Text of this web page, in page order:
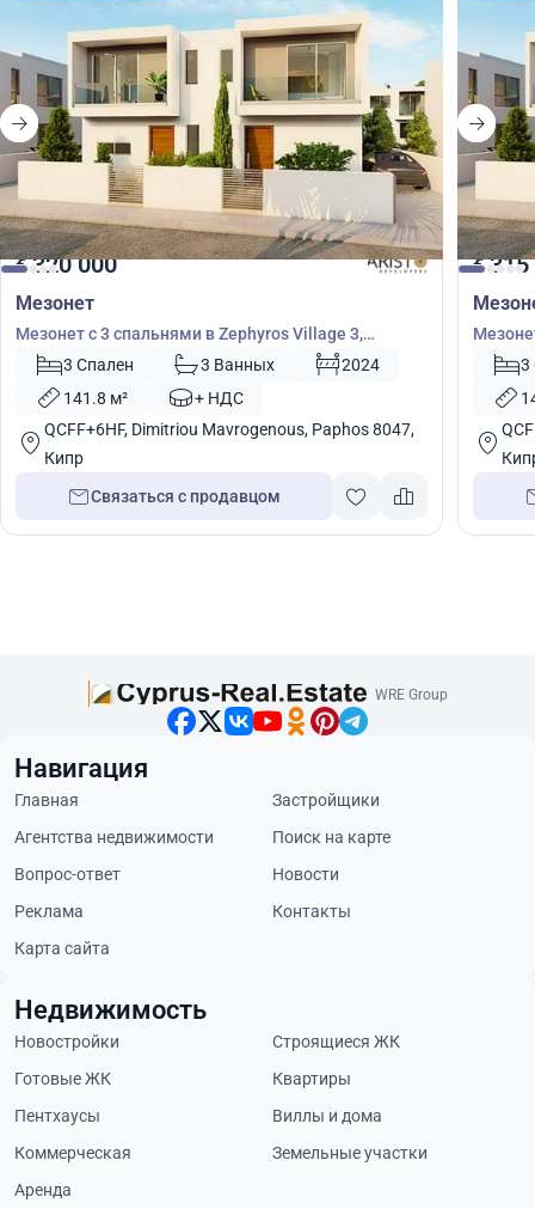
€320 000
Мезонет
Мезонет с 3 спальнями в Zephyros Village 3,
Мандрия, Пафос, Кипр № 9099
3 Спален 3 Ванных
2024
141.8 м²
+ НДС
QCFF+6HF, Dimitriou Mavrogenous, Paphos 8047,
Кипр
Связаться с продавцом
€315
3
WRE Group
Навигация
Главная
Застройщики
Агентства недвижимости
Поиск на карте
Вопрос-ответ
Новости
Реклама
Контакты
Карта сайта
Недвижимость
Новостройки
Строящиеся ЖК
Готовые ЖК
Квартиры
Пентхаусы
Виллы и дома
Коммерческая
Земельные участки
Аренда